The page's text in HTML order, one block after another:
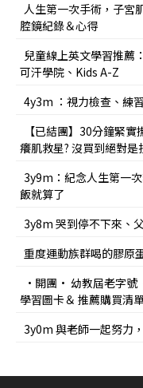
人生第一次手術，子宮
腔鏡紀錄＆心得
兒童線上英文學習推
可汗學院、Kids A-Z
4y3m ：視力檢查、練
【已結團】30分鐘緊
癢肌救星? 沒買到絕對是
3y9m：紀念人生第一
飯就算了
3y8m 哭到停不下來、
重度運動族群喝的膠原
•開團• 幼教屆老字號
學習圖卡＆ 推薦購買清
3y0m 與老師一起努力